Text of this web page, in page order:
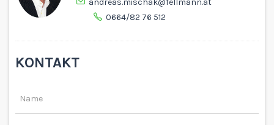
andreas.mischak@fellmann.at
0664/82 76 512
KONTAKT